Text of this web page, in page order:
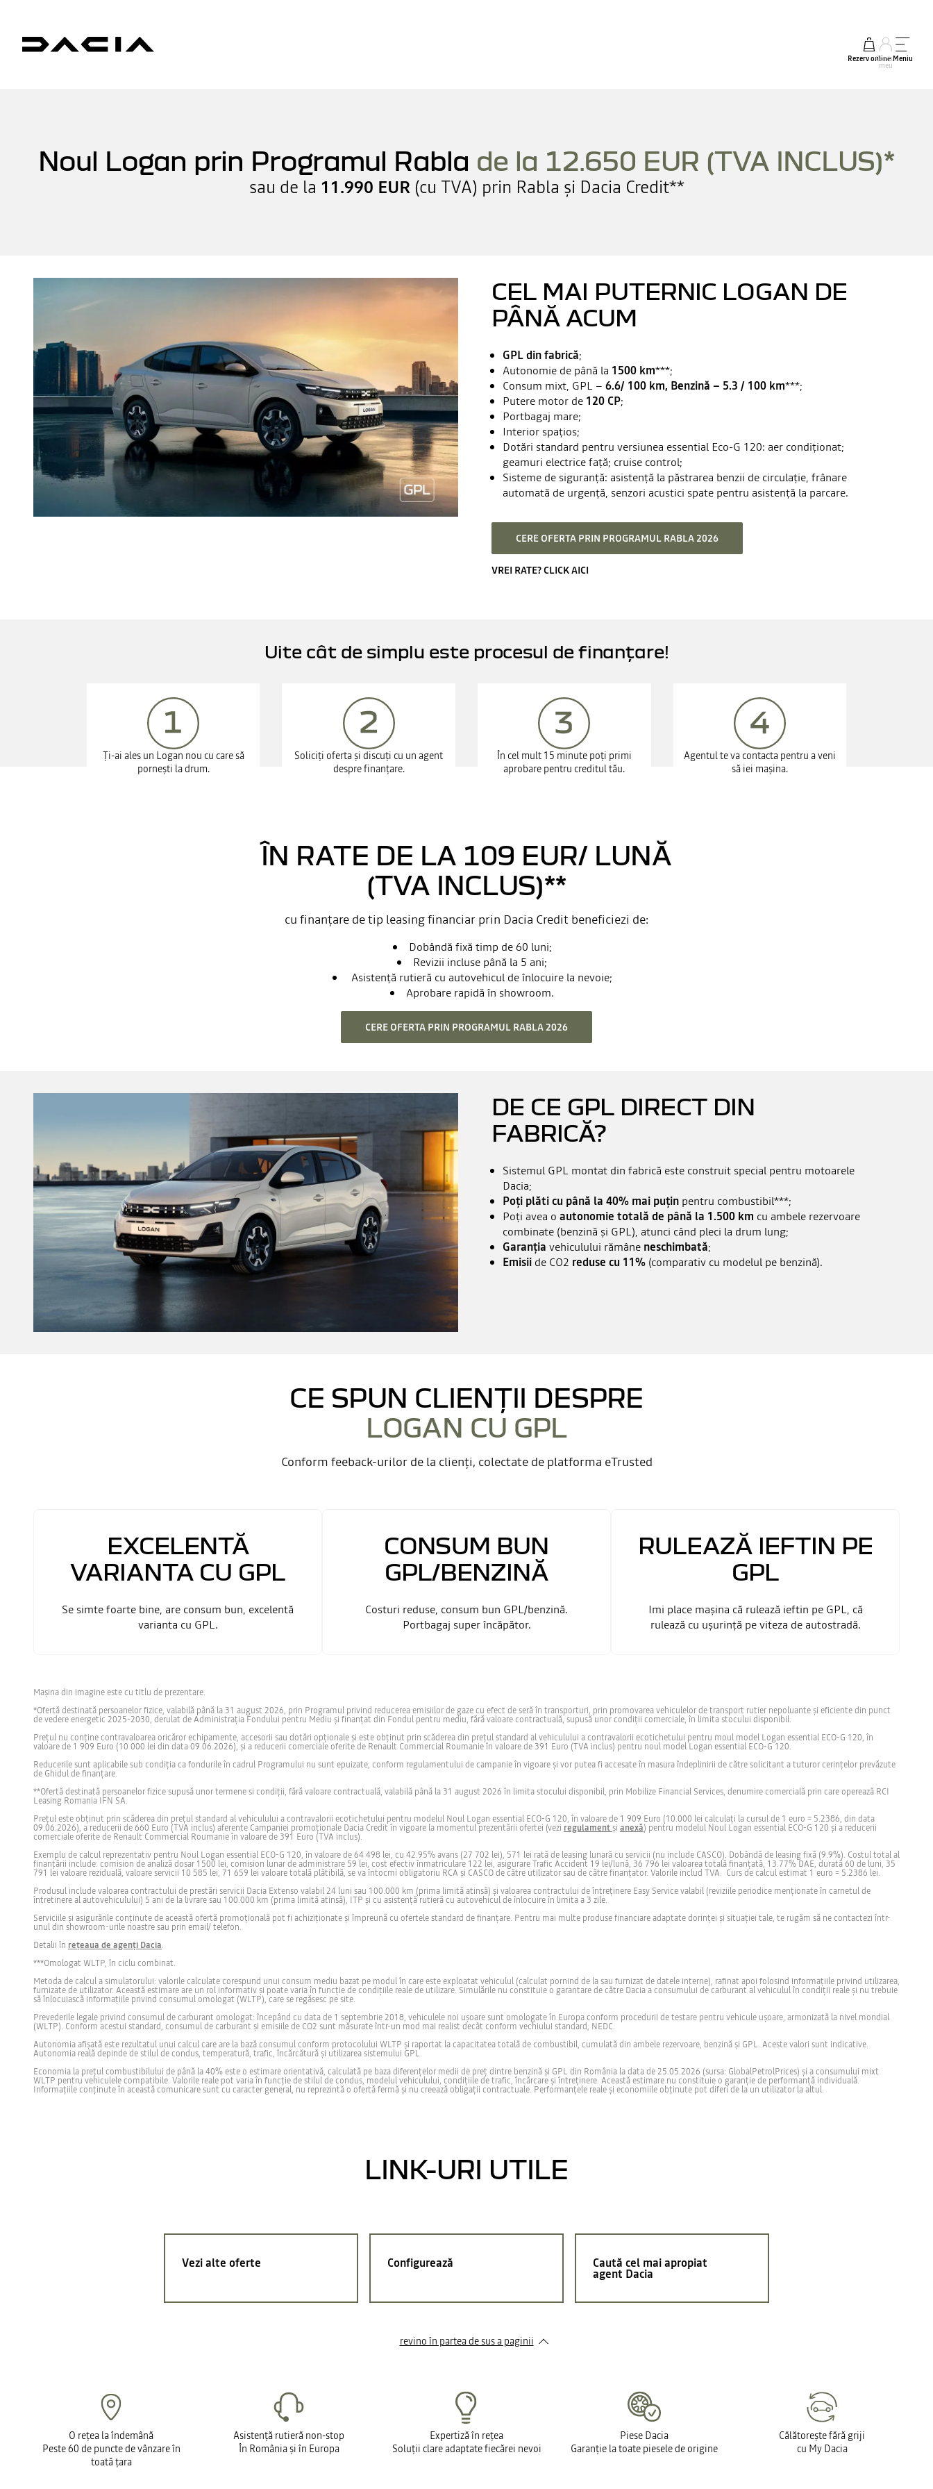
Rezerv online
Contul
meu
Meniu
Noul Logan prin Programul Rabla de la 12.650 EUR (TVA INCLUS)*
sau de la 11.990 EUR(cu TVA) prin Rabla și Dacia Credit**
CEL MAI PUTERNIC LOGAN DE
PÂNĂ ACUM
GPL din fabrică;
Autonomie de până la 1500 km***;
Consum mixt, GPL – 6.6/ 100 km, Benzină – 5.3 / 100 km***;
Putere motor de 120 CP;
Portbagaj mare;
Interior spațios;
Dotări standard pentru versiunea essential Eco-G 120: aer condiționat;
geamuri electrice față; cruise control;
Sisteme de siguranță: asistență la păstrarea benzii de circulație, frânare
automată de urgență, senzori acustici spate pentru asistență la parcare.
CERE OFERTA PRIN PROGRAMUL RABLA 2026
VREI RATE? CLICK AICI
Uite cât de simplu este procesul de finanțare!
Ți-ai ales un Logan nou cu care să
pornești la drum.
Soliciți oferta și discuți cu un agent
despre finanțare.
În cel mult 15 minute poți primi
aprobare pentru creditul tău.
Agentul te va contacta pentru a veni
să iei mașina.
ÎN RATE DE LA 109 EUR/ LUNĂ
(TVA INCLUS)**
cu finanțare de tip leasing financiar prin Dacia Credit beneficiezi de:
Dobândă fixă timp de 60 luni;
Revizii incluse până la 5 ani;
Asistență rutieră cu autovehicul de înlocuire la nevoie;
Aprobare rapidă în showroom.
CERE OFERTA PRIN PROGRAMUL RABLA 2026
DE CE GPL DIRECT DIN
FABRICĂ?
Sistemul GPL montat din fabrică este construit special pentru motoarele
Dacia;
Poți plăti cu până la 40% mai puțin pentru combustibil***;
Poți avea o autonomie totală de până la 1.500 km cu ambele rezervoare
combinate (benzină și GPL), atunci când pleci la drum lung;
Garanția vehiculului rămâne neschimbată;
Emisii de CO2 reduse cu 11% (comparativ cu modelul pe benzină).
CE SPUN CLIENȚII DESPRE
LOGAN CU GPL
Conform feeback-urilor de la clienți, colectate de platforma eTrusted
EXCELENTĂ
VARIANTA CU GPL
Se simte foarte bine, are consum bun, excelentă
varianta cu GPL.
CONSUM BUN
GPL/BENZINĂ
Costuri reduse, consum bun GPL/benzină.
Portbagaj super încăpător.
RULEAZĂ IEFTIN PE
GPL
Imi place mașina că rulează ieftin pe GPL, că
rulează cu ușurință pe viteza de autostradă.
Mașina din imagine este cu titlu de prezentare.
*Ofertă destinată persoanelor fizice, valabilă până la 31 august 2026, prin Programul privind reducerea emisiilor de gaze cu efect de seră în transporturi, prin promovarea vehiculelor de transport rutier nepoluante şi eficiente din punct
de vedere energetic 2025-2030, derulat de Administrația Fondului pentru Mediu și finanțat din Fondul pentru mediu, fără valoare contractuală, supusă unor condiții comerciale, în limita stocului disponibil.
Prețul nu conține contravaloarea oricăror echipamente, accesorii sau dotări opționale și este obținut prin scăderea din prețul standard al vehiculului a contravalorii ecotichetului pentru moul model Logan essential ECO-G 120, în
valoare de 1 909 Euro (10 000 lei din data 09.06.2026), și a reducerii comerciale oferite de Renault Commercial Roumanie în valoare de 391 Euro (TVA inclus) pentru noul model Logan essential ECO-G 120.
Reducerile sunt aplicabile sub condiția ca fondurile în cadrul Programului nu sunt epuizate, conform regulamentului de campanie în vigoare şi vor putea fi accesate în masura îndeplinirii de către solicitant a tuturor cerințelor prevăzute
de Ghidul de finanțare.
**Ofertă destinată persoanelor fizice supusă unor termene si condiții, fără valoare contractuală, valabilă până la 31 august 2026 în limita stocului disponibil, prin Mobilize Financial Services, denumire comercială prin care operează RCI
Leasing Romania IFN SA.
Prețul este obținut prin scăderea din prețul standard al vehiculului a contravalorii ecotichetului pentru modelul Noul Logan essential ECO-G 120, în valoare de 1 909 Euro (10.000 lei calculați la cursul de 1 euro = 5.2386, din data
09.06.2026), a reducerii de 660 Euro (TVA inclus) aferente Campaniei promoționale Dacia Credit în vigoare la momentul prezentării ofertei (vezi regulamentși anexă) pentru modelul Noul Logan essential ECO-G 120 și a reducerii
comerciale oferite de Renault Commercial Roumanie în valoare de 391 Euro (TVA inclus).
Exemplu de calcul reprezentativ pentru Noul Logan essential ECO-G 120, în valoare de 64 498 lei, cu 42.95% avans (27 702 lei), 571 lei rată de leasing lunară cu servicii (nu include CASCO). Dobândă de leasing fixă (9.9%). Costul total al
finanțării include: comision de analiză dosar 1500 lei, comision lunar de administrare 59 lei, cost efectiv înmatriculare 122 lei, asigurare Trafic Accident 19 lei/lună, 36 796 lei valoarea totală finanțată, 13.77% DAE, durată 60 de luni, 35
791 lei valoare reziduală, valoare servicii 10 585 lei, 71 659 lei valoare totală plătibilă, se va întocmi obligatoriu RCA și CASCO de către utilizator sau de către finanțator. Valorile includ TVA. Curs de calcul estimat 1 euro = 5.2386 lei.
Produsul include valoarea contractului de prestări servicii Dacia Extenso valabil 24 luni sau 100.000 km (prima limită atinsă) și valoarea contractului de întreținere Easy Service valabil (reviziile periodice menționate în carnetul de
întretinere al autovehiculului) 5 ani de la livrare sau 100.000 km (prima limită atinsă), ITP și cu asistență rutieră cu autovehicul de înlocuire în limita a 3 zile.
Serviciile și asigurările conținute de această ofertă promoțională pot fi achiziționate și împreună cu ofertele standard de finanțare. Pentru mai multe produse financiare adaptate dorinței și situației tale, te rugăm să ne contactezi într-
unul din showroom-urile noastre sau prin email/ telefon.
Detalii în rețeaua de agenți Dacia.
***Omologat WLTP, în ciclu combinat.
Metoda de calcul a simulatorului: valorile calculate corespund unui consum mediu bazat pe modul în care este exploatat vehiculul (calculat pornind de la sau furnizat de datele interne), rafinat apoi folosind informațiile privind utilizarea,
furnizate de utilizator. Această estimare are un rol informativ și poate varia în funcție de condițiile reale de utilizare. Simulările nu constituie o garantare de către Dacia a consumului de carburant al vehiculul în condiții reale și nu trebuie
să înlocuiască informațiile privind consumul omologat (WLTP), care se regăsesc pe site.
Prevederile legale privind consumul de carburant omologat: începând cu data de 1 septembrie 2018, vehiculele noi ușoare sunt omologate în Europa conform procedurii de testare pentru vehicule ușoare, armonizată la nivel mondial
(WLTP). Conform acestui standard, consumul de carburant și emisiile de CO2 sunt măsurate într-un mod mai realist decât conform vechiului standard, NEDC.
Autonomia afișată este rezultatul unui calcul care are la bază consumul conform protocolului WLTP și raportat la capacitatea totală de combustibil, cumulată din ambele rezervoare, benzină și GPL. Aceste valori sunt indicative.
Autonomia reală depinde de stilul de condus, temperatură, trafic, încărcătură și utilizarea sistemului GPL.
Economia la prețul combustibilului de până la 40% este o estimare orientativă, calculată pe baza diferențelor medii de preț dintre benzină și GPL din România la data de 25.05.2026 (sursa: GlobalPetrolPrices) și a consumului mixt
WLTP pentru vehiculele compatibile. Valorile reale pot varia în funcție de stilul de condus, modelul vehiculului, condițiile de trafic, încărcare și întreținere. Această estimare nu constituie o garanție de performanță individuală.
Informațiile conținute în această comunicare sunt cu caracter general, nu reprezintă o ofertă fermă și nu creează obligații contractuale. Performanțele reale și economiile obținute pot diferi de la un utilizator la altul.
LINK-URI UTILE
Vezi alte oferte Configurează Caută cel mai apropiat
agent Dacia
revino în partea de sus a paginii
O rețea la îndemână
Peste 60 de puncte de vânzare în
toată țara
Asistență rutieră non-stop
În România și în Europa
Expertiză în rețea
Soluții clare adaptate fiecărei nevoi
Piese Dacia
Garanție la toate piesele de origine
Călătorește fără griji
cu My Dacia